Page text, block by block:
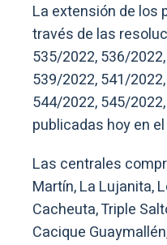
La extensión de los
través de las
535/2022, 536/
539/2022, 541/
544/2022, 545/
publicadas hoy en
Las centrales
Martín, La Lujanita,
Cacheuta, Triple
Cacique